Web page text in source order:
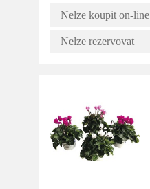
Nelze koupit on-line
Nelze rezervovat